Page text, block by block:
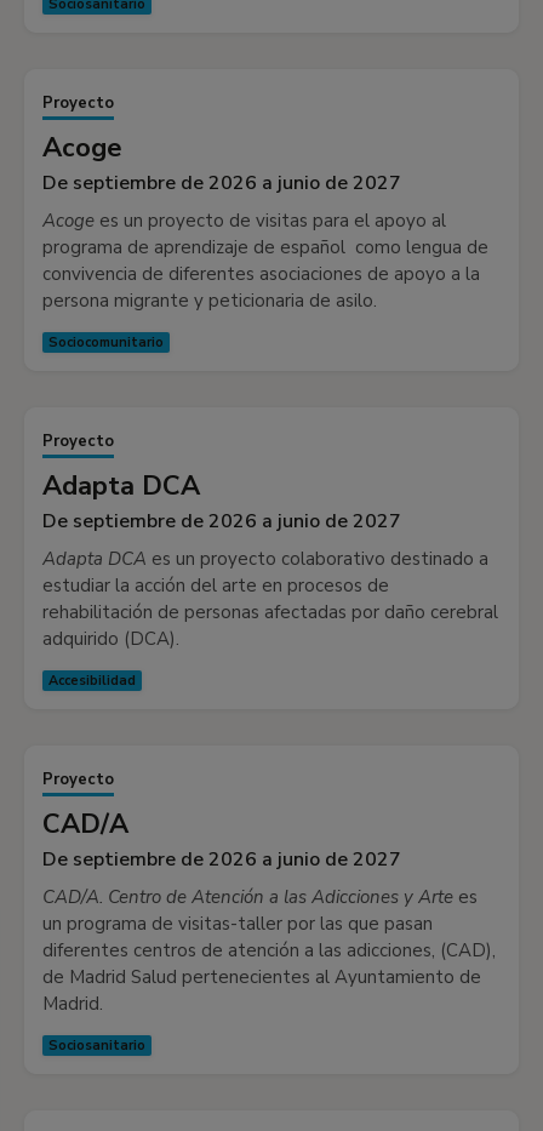
Sociosanitario
Proyecto
Acoge
De septiembre de 2026 a junio de 2027
Acoge es un proyecto de visitas para el apoyo al
programa de aprendizaje de español como lengua de
convivencia de diferentes asociaciones de apoyo a la
persona migrante y peticionaria de asilo.
Sociocomunitario
Proyecto
Adapta DCA
De septiembre de 2026 a junio de 2027
Adapta DCA es un proyecto colaborativo destinado a
estudiar la acción del arte en procesos de
rehabilitación de personas afectadas por daño cerebral
adquirido (DCA).
Accesibilidad
Proyecto
CAD/A
De septiembre de 2026 a junio de 2027
CAD/A. Centro de Atención a las Adicciones y Arte es
un programa de visitas-taller por las que pasan
diferentes centros de atención a las adicciones, (CAD),
de Madrid Salud pertenecientes al Ayuntamiento de
Madrid.
Sociosanitario